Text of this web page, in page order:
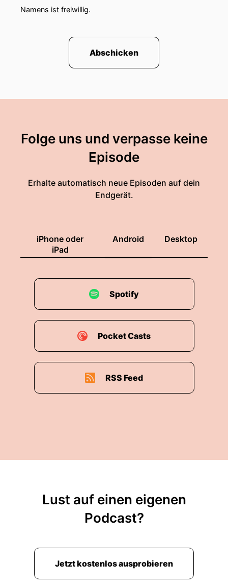
Namens ist freiwillig.
Abschicken
Folge uns und verpasse keine
Episode
Erhalte automatisch neue Episoden auf dein
Endgerät.
iPhone oder
iPad
Android Desktop
Spotify
Pocket Casts
RSS Feed
Lust auf einen eigenen
Podcast?
Jetzt kostenlos ausprobieren